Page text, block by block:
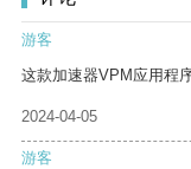
游客
这款加速器VPM应用程
2024-04-05
游客